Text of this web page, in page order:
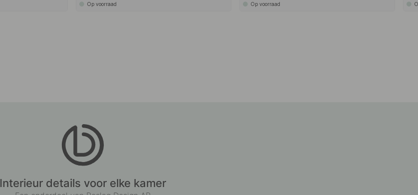
Op voorraad Op voorraad
Interieur details voor elke kamer